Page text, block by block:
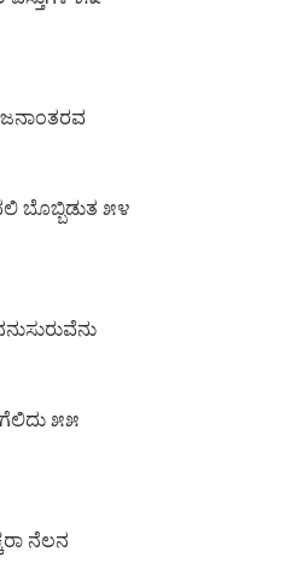
ಬೊಬ್ಬಿಡುತ ೫೪
ಗೆಲಿದು ೫೫
ನೆಲನ